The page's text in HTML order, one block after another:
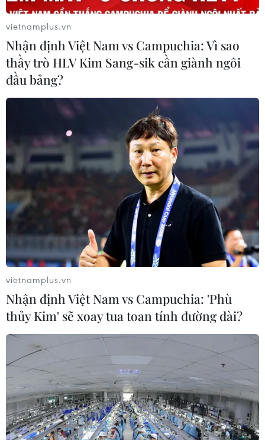
vietnamplus.vn
Nhận định Việt Nam vs Campuchia: Vì sao
thầy trò HLV Kim Sang-sik cần giành ngôi
đầu bảng?
vietnamplus.vn
Nhận định Việt Nam vs Campuchia: 'Phù
thủy Kim' sẽ xoay tua toan tính đường dài?